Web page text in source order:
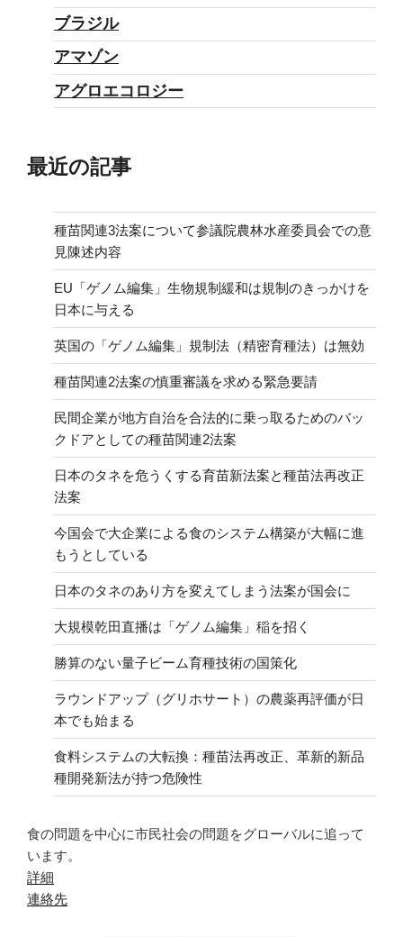
ブラジル
アマゾン
アグロエコロジー
最近の記事
種苗関連3法案について参議院農林水産委員会での意
見陳述内容
EU「ゲノム編集」生物規制緩和は規制のきっかけを
日本に与える
英国の「ゲノム編集」規制法（精密育種法）は無効
種苗関連2法案の慎重審議を求める緊急要請
民間企業が地方自治を合法的に乗っ取るためのバッ
クドアとしての種苗関連2法案
日本のタネを危うくする育苗新法案と種苗法再改正
法案
今国会で大企業による食のシステム構築が大幅に進
もうとしている
日本のタネのあり方を変えてしまう法案が国会に
大規模乾田直播は「ゲノム編集」稲を招く
勝算のない量子ビーム育種技術の国策化
ラウンドアップ（グリホサート）の農薬再評価が日
本でも始まる
食料システムの大転換：種苗法再改正、革新的新品
種開発新法が持つ危険性
食の問題を中心に市民社会の問題をグローバルに追って
います。
詳細
連絡先